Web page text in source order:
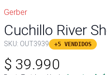
Gerber
Cuchillo River
SKU: OUT3939 +5 VENDIDOS
$ 39.990